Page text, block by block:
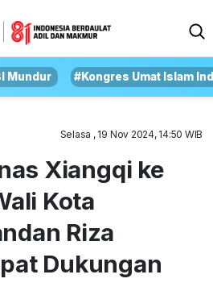
Mundur #Kongres Umat Islam
Selasa , 19 Nov 2024, 14:50 WIB
Xiangqi ke
Kota
Riza
Dukungan